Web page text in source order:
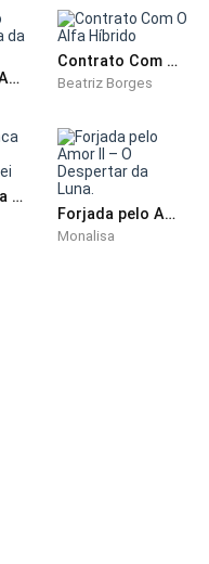
Forjada pelo Amor — A Luna da Profecia
Contrato Com O Alfa Híbrido
Beatriz Borges
A Loba Branca Rejeitada da Matilha Sem Lei
Forjada pelo Amor II – O Despertar da Luna.
Monalisa